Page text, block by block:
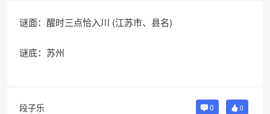
谜面：醒时三点恰入川 (江苏市、县名)
谜底：苏州
段子乐 0 0